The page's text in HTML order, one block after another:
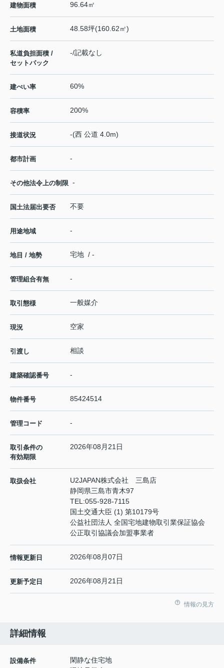
建物面積 96.64㎡
土地面積 48.58坪(160.62㎡)
私道負担面積 /
セットバック
-/記載なし
建ぺい率 60%
容積率 200%
接道状況 -(西 公道 4.0m)
都市計画 -
その他法令上の制限 -
国土法届出要否 不要
用途地域 -
地目 / 地勢 宅地 / -
管理組合有無 -
取引態様 一般媒介
現況 空家
引渡し 相談
建築確認番号 -
物件番号 85424514
管理コード -
取引条件の
有効期限
2026年08月21日
取扱会社
U2JAPAN株式会社 三島店
静岡県三島市青木97
TEL:055-928-7115
国土交通大臣 (1) 第10179号
公益社団法人 全国宅地建物取引業保証協会
公正取引協議会加盟事業者
情報更新日 2026年08月07日
更新予定日 2026年08月21日
情報の見方
詳細情報
設備条件
閑静な住宅地